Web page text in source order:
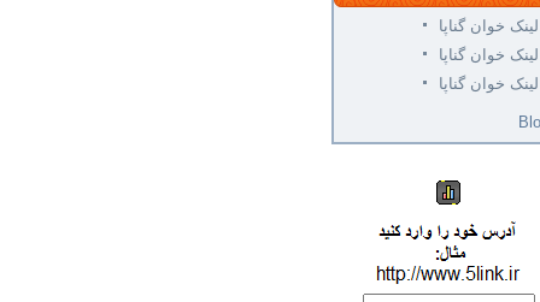
لینک خوان گناپا
لینک خوان گناپا
لینک خوان گناپا